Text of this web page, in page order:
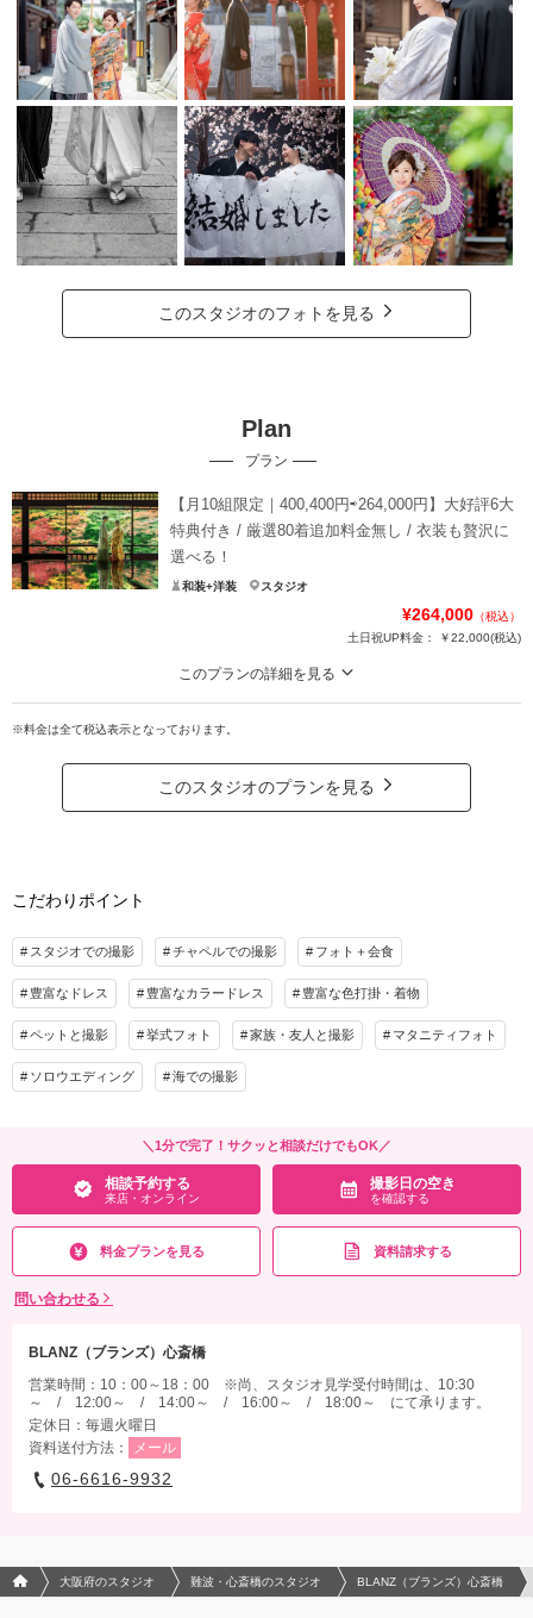
このスタジオのフォトを見る
Plan
プラン
【月10組限定｜400,400円⇨264,000円】大好評6大
特典付き / 厳選80着追加料金無し / 衣装も贅沢に
選べる！
和装+洋装 スタジオ
¥264,000 （税込）
土日祝UP料金：
￥22,000(税込)
このプランの詳細を見る
【イマーシブフォト1cut付き】80着の衣装からグレードアップ料金なしで、和
装、洋装ともにお好みの衣装をお選び頂けます！
①衣装1着追加
※イマーシブフォトは該当シーンをお選びの場合に適用。
プラン詳細
撮影料 新婦衣装2着 新郎衣装2着
着付け ヘアメイク
アルバム 18P データ 150カット
その他含むもの
5シーン利用＋1シーン撮影無料サービス・メンズヘアメイク・ウェルカムボード or 2
つ折り台紙アルバム2冊・プレミアムブーケ利用料
来店・オンライン
※料金は全て税込表示となっております。
このスタジオのプランを見る
こだわりポイント
スタジオでの撮影 チャペルでの撮影 フォト＋会食
豊富なドレス 豊富なカラードレス 豊富な色打掛・着物
ペットと撮影 挙式フォト 家族・友人と撮影 マタニティフォト
ソロウエディング 海での撮影
＼1分で完了！サクッと相談だけでもOK／
相談予約する
来店・オンライン
撮影日の空き
を確認する
料金プランを見る 資料請求する
問い合わせる
BLANZ（ブランズ）心斎橋
営業時間：10：00～18：00 ※尚、スタジオ見学受付時間は、10:30
～ / 12:00～ / 14:00～ / 16:00～ / 18:00～ にて承ります。
定休日：毎週火曜日
資料送付方法：
メール
06-6616-9932
フォトウエディング/結婚写真のPhotorait ホーム
大阪府のスタジオ 難波・心斎橋のスタジオ BLANZ（ブランズ）心斎橋